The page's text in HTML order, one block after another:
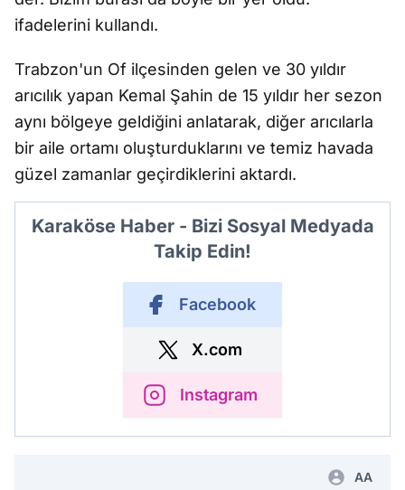
ifadelerini kullandı.
Trabzon'un Of ilçesinden gelen ve 30 yıldır
arıcılık yapan Kemal Şahin de 15 yıldır her sezon
aynı bölgeye geldiğini anlatarak, diğer arıcılarla
bir aile ortamı oluşturduklarını ve temiz havada
güzel zamanlar geçirdiklerini aktardı.
Karaköse Haber - Bizi Sosyal Medyada
Takip Edin!
Facebook
X.com
Instagram
AA